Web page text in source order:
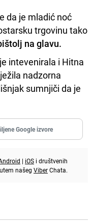
da je mladić noć
trgovinu tako
na glavu.
intevenirala i Hitna
nadzorna
sumnjiči da je
Google izvore
| iOS i društvenih
našeg ViberChata.